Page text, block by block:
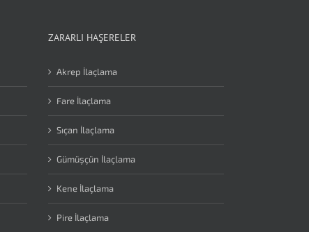
ZARARLI HAŞERELER
Akrep İlaçlama
Fare İlaçlama
Sıçan İlaçlama
Gümüşçün İlaçlama
Kene İlaçlama
Pire İlaçlama